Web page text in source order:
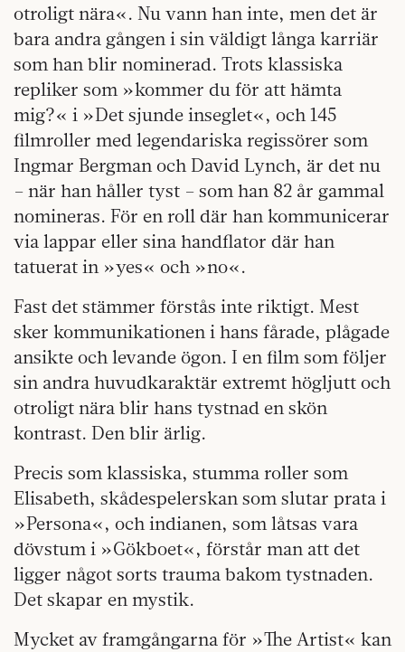
otroligt nära«. Nu vann han inte, men det är
bara andra gången i sin väldigt långa karriär
som han blir nominerad. Trots klassiska
repliker som »kommer du för att hämta
mig?« i »Det sjunde inseglet«, och 145
filmroller med legendariska regissörer som
Ingmar Bergman och David Lynch, är det nu
– när han håller tyst – som han 82 år gammal
nomineras. För en roll där han kommunicerar
via lappar eller sina handflator där han
tatuerat in »yes« och »no«.
Fast det stämmer förstås inte riktigt. Mest
sker kommunikationen i hans fårade, plågade
ansikte och levande ögon. I en film som följer
sin andra huvud­karaktär extremt högljutt och
otroligt nära blir hans tystnad en skön
kontrast. Den blir ärlig.
Precis som klassiska, stumma roller som
Elisabeth, skådespelerskan som slutar prata i
»Persona«, och indianen, som låtsas vara
dövstum i »Gökboet«, förstår man att det
ligger något sorts trauma bakom tystnaden.
Det skapar en mystik.
Mycket av framgångarna för »The Artist« kan